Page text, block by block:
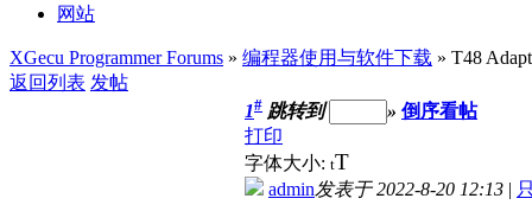
网站
XGecu Programmer Forums » 编程器使用与软件下载 » T48
返回列表 发帖
1# 跳转到 » 倒序看帖
打印
字体大小: tT
admin发表于 2022-8-20 12:13 |